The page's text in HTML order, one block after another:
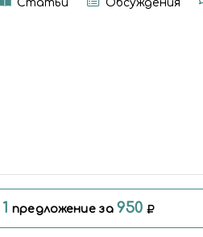
Статьи Обсуждения
1 предложение за950